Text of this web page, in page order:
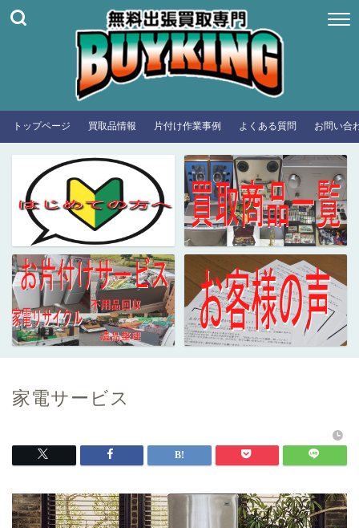
トップページ 買取品情報 片付け作業事例 よくある質問 お問い合
家電サービス